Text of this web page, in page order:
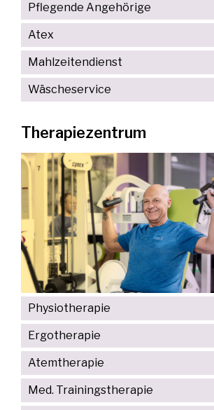
Pflegende Angehörige
Atex
Mahlzeitendienst
Wäscheservice
Therapiezentrum
Physiotherapie
Ergotherapie
Atemtherapie
Med. Trainingstherapie